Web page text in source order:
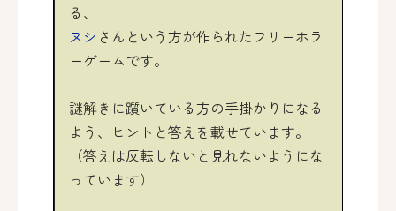
る、
ヌシさんという方が作られたフリーホラ
ーゲームです。
謎解きに躓いている方の手掛かりになる
よう、ヒントと答えを載せています。
（答えは反転しないと見れないようにな
っています）